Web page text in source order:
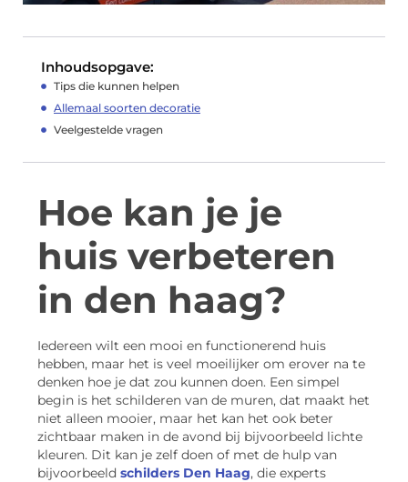
Inhoudsopgave:
Tips die kunnen helpen
Allemaal soorten decoratie
Veelgestelde vragen
Hoe kan je je
huis verbeteren
in den haag?
Iedereen wilt een mooi en functionerend huis
hebben, maar het is veel moeilijker om erover na te
denken hoe je dat zou kunnen doen. Een simpel
begin is het schilderen van de muren, dat maakt het
niet alleen mooier, maar het kan het ook beter
zichtbaar maken in de avond bij bijvoorbeeld lichte
kleuren. Dit kan je zelf doen of met de hulp van
bijvoorbeeld schilders Den Haag, die experts